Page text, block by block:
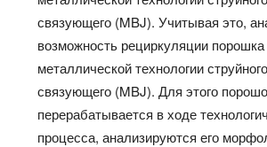
связующего (MBJ). Учитывая это,
возможность рециркуляции
металлической технологии
связующего (MBJ). Для этого
перерабатывается в ходе
процесса, анализируются его